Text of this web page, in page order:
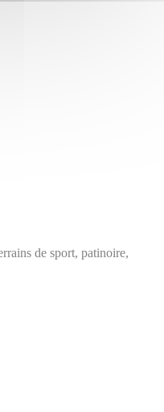
de sport, patinoire,